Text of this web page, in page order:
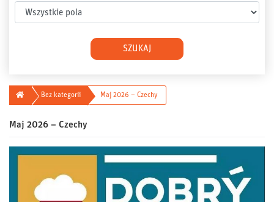
SZUKAJ
GłównaBez kategorii Maj 2026 – Czechy
Maj 2026 – Czechy